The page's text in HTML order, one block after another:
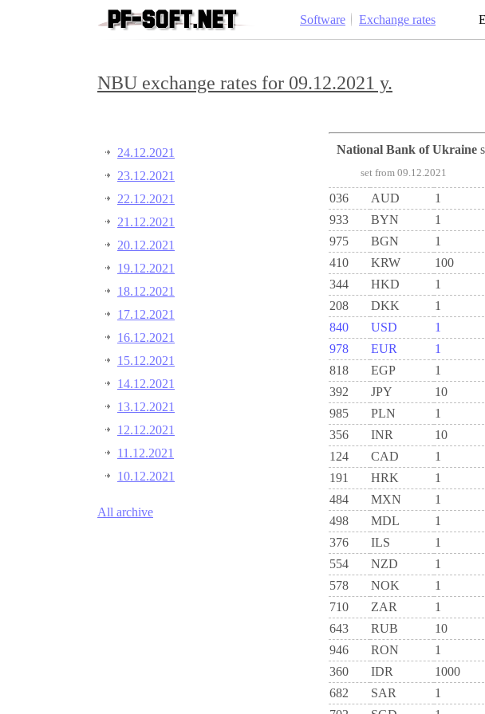
Software Exchange rates
NBU exchange rates for 09.12.2021 y.
24.12.2021
23.12.2021
22.12.2021
21.12.2021
20.12.2021
19.12.2021
18.12.2021
17.12.2021
16.12.2021
15.12.2021
14.12.2021
13.12.2021
12.12.2021
11.12.2021
10.12.2021
All archive
National Bank of Ukraine
set from 09.12.2021
036 AUD 1
933
BYN 1
975
BGN 1
410
KRW 100
344
HKD 1
208
DKK 1
840
USD 1
978
EUR 1
818
EGP 1
392
JPY 10
985
PLN 1
356
INR 10
124
CAD 1
191
HRK 1
484
MXN 1
498
MDL 1
376
ILS 1
554
NZD 1
578
NOK 1
710
ZAR 1
643
RUB 10
946
RON 1
360
IDR 1000
682
SAR 1